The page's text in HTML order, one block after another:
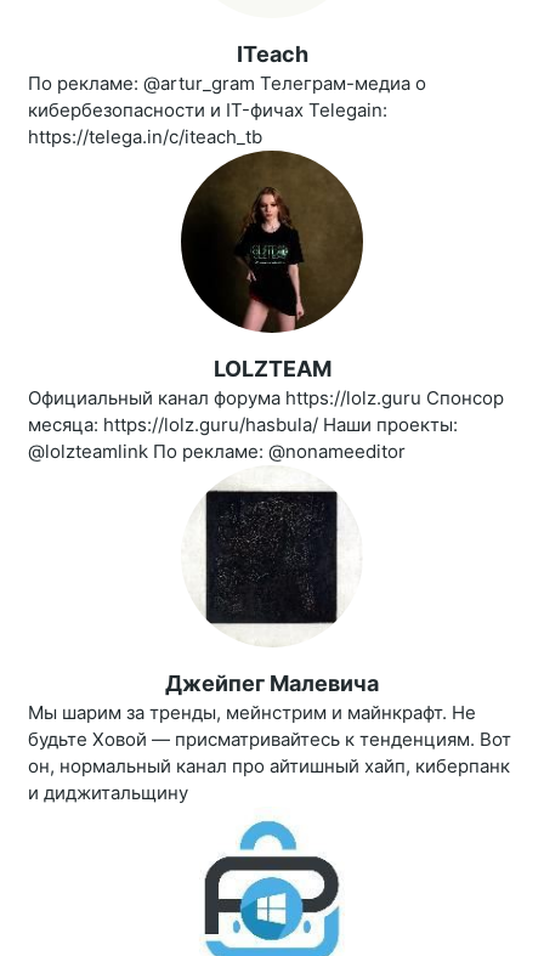
ITeach
По рекламе: @artur_gram Телеграм-медиа о
кибербезопасности и IT-фичах Telegain:
https://telega.in/c/iteach_tb
LOLZTEAM
Официальный канал форума https://lolz.guru Спонсор
месяца: https://lolz.guru/hasbula/ Наши проекты:
@lolzteamlink По рекламе: @nonameeditor
Джейпег Малевича
Мы шарим за тренды, мейнстрим и майнкрафт. Не
будьте Ховой — присматривайтесь к тенденциям. Вот
он, нормальный канал про айтишный хайп, киберпанк
и диджитальщину